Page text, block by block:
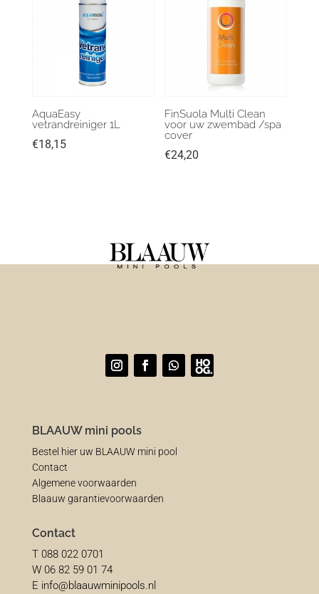
AquaEasy
vetrandreiniger 1L
€18,15
FinSuola Multi Clean
voor uw zwembad /spa
cover
€24,20
BLAAUW mini pools
Bestel hier uw BLAAUW mini pool
Contact
Algemene voorwaarden
Blaauw garantievoorwaarden
Contact
T 088 022 0701
W 06 82 59 01 74
E info@blaauwminipools.nl